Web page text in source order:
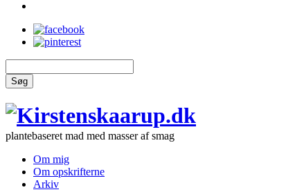
Søg
plantebaseret mad med masser af smag
Om mig
Om opskrifterne
Arkiv